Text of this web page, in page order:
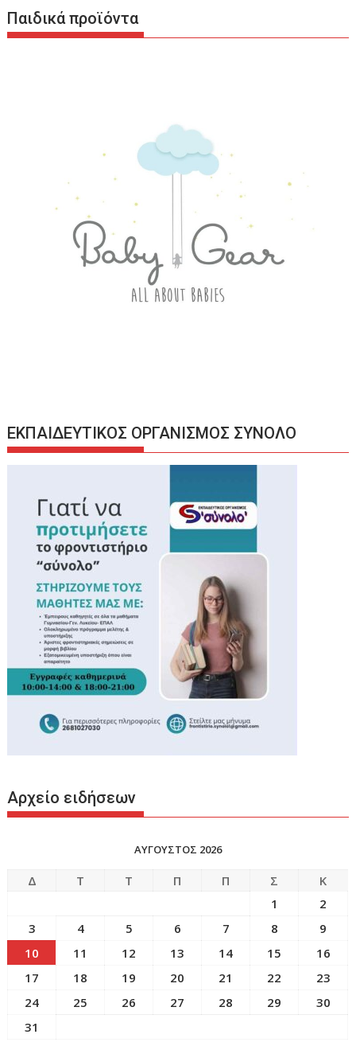
Παιδικά προϊόντα
ΕΚΠΑΙΔΕΥΤΙΚΟΣ ΟΡΓΑΝΙΣΜΟΣ ΣΥΝΟΛΟ
Αρχείο ειδήσεων
ΑΥΓΟΥΣΤΟΣ 2026
Δ Τ Τ Π Π Σ
Κ
1
2
3
4 5 6 7 8
9
10
11 12 13 14 15
16
17
18 19 20 21 22
23
24
25 26 27 28 29
30
31